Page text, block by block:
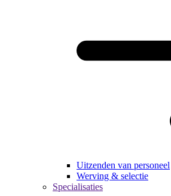
Uitzenden van personeel
Werving & selectie
Specialisaties